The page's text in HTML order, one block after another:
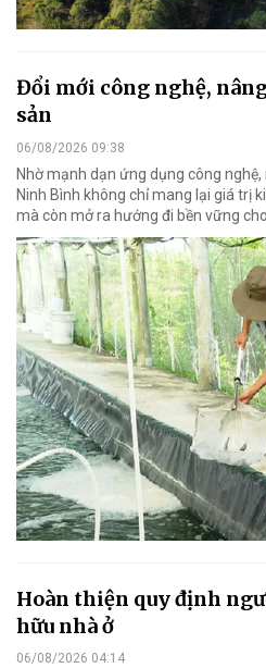
Đổi mới công nghệ,
sản
06/08/2026 09:38
Nhờ mạnh dạn ứng dụng công
Ninh Bình không chỉ mang lại giá trị
mà còn mở ra hướng đi bền vững
Hoàn thiện quy định
hữu nhà ở
06/08/2026 04:14